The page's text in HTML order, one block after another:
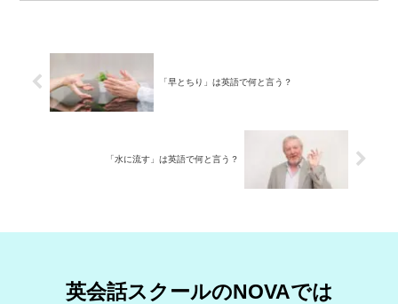
「早とちり」は英語で何と言う？
「水に流す」は英語で何と言う？
英会話スクールのNOVAでは